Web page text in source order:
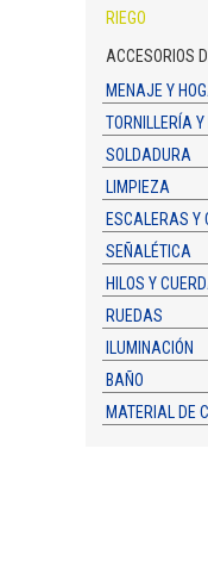
RIEGO
ACCESORIOS
MENAJE Y
TORNILLERÍA
SOLDADURA
LIMPIEZA
ESCALERAS Y
SEÑALÉTICA
HILOS Y
RUEDAS
ILUMINACIÓN
BAÑO
MATERIAL DE